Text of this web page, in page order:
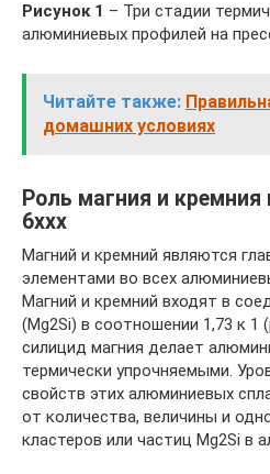
Рисунок 1 – Три стадии
алюминиевых профилей на
Читайте также:
домашних условиях
Роль магния и кремния
6ххх
Магний и кремний являются
элементами во всех
Магний и кремний входят в
(Mg2Si) в соотношении 1,73 к 1
силицид магния делает
термически упрочняемыми.
свойств этих алюминиевых
от количества, величины и
кластеров или частиц Mg2Si в